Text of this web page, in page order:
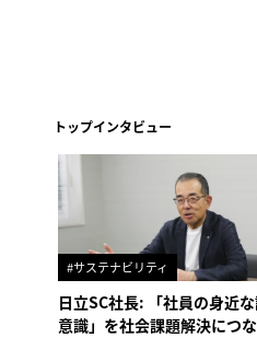
トップインタビュー
#サステナビリティ
日立SC社長: 「社員の身近
意識」を社会課題解決につ